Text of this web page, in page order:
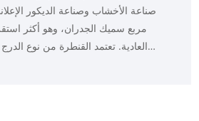
صناعة الأخشاب وصناعة الديكور
مربع سميك الجدران، وهو أكثر
العادية. تعتمد القنطرة من نوع